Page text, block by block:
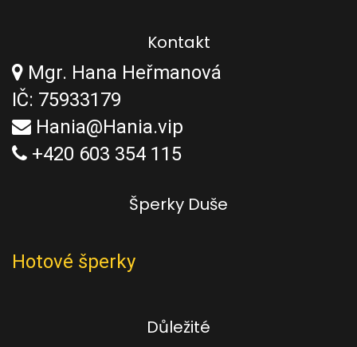
Kontakt
Mgr. Hana Heřmanová
IČ: 75933179
Hania@Hania.vip
+420 603 354 115
Šperky Duše
Hotové šperky
Důležité